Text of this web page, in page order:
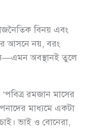
বিনয় এবং
আসনে নয়, বরং
অবস্থানই তুলে
‘পবিত্র রমজান মাসের
মাধ্যমে একটা
ভাই ও বোনেরা,